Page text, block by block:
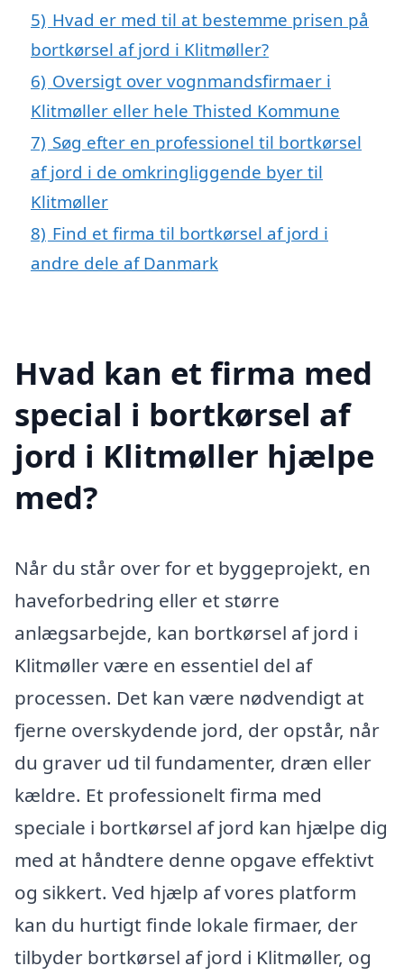
5) Hvad er med til at bestemme prisen på
bortkørsel af jord i Klitmøller?
6) Oversigt over vognmandsfirmaer i
Klitmøller eller hele Thisted Kommune
7) Søg efter en professionel til bortkørsel
af jord i de omkringliggende byer til
Klitmøller
8) Find et firma til bortkørsel af jord i
andre dele af Danmark
Hvad kan et firma med
special i bortkørsel af
jord i Klitmøller hjælpe
med?
Når du står over for et byggeprojekt, en
haveforbedring eller et større
anlægsarbejde, kan bortkørsel af jord i
Klitmøller være en essentiel del af
processen. Det kan være nødvendigt at
fjerne overskydende jord, der opstår, når
du graver ud til fundamenter, dræn eller
kældre. Et professionelt firma med
speciale i bortkørsel af jord kan hjælpe dig
med at håndtere denne opgave effektivt
og sikkert. Ved hjælp af vores platform
kan du hurtigt finde lokale firmaer, der
tilbyder bortkørsel af jord i Klitmøller, og